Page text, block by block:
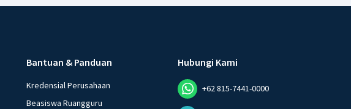
Bantuan & Panduan
Kredensial Perusahaan
Beasiswa Ruangguru
Hubungi Kami
+62 815-7441-0000